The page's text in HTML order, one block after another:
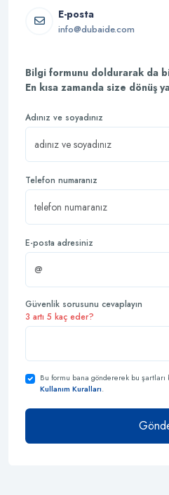
E-posta
info@dubaide.com
Bilgi formunu doldurarak da
En kısa zamanda size dönüş
Adınız ve soyadınız
Telefon numaranız
E-posta adresiniz
Güvenlik sorusunu cevaplayın
3 artı 5 kaç eder?
Bu formu bana göndererek bu
Kullanım Kuralları.